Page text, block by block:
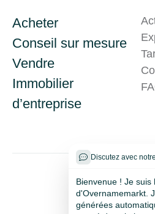
Acheter
Conseil sur mesure
Vendre
Immobilier
d’entreprise
Discutez avec
Bienvenue ! Je suis
d'Overnamemarkt.
générées